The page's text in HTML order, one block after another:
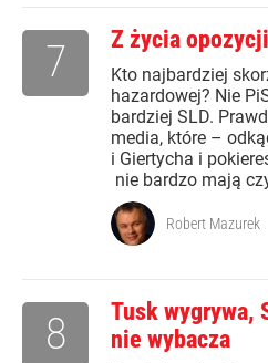
Z życia opozycji
Kto najbardziej
hazardowej? Nie
bardziej SLD.
media, które –
i Giertycha i
nie bardzo mają
7
Robert Mazurek
Tusk wygrywa,
nie wybacza
8